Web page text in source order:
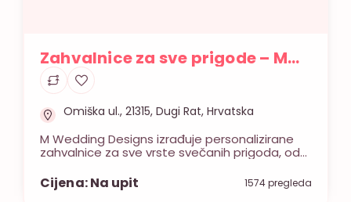
Zahvalnice za sve prigode – M
Wedding Designs
Omiška ul., 21315, Dugi Rat, Hrvatska
M Wedding Designs izrađuje personalizirane
zahvalnice za sve vrste svečanih prigoda, od
pronaći gipsane anđele, gips srca ukrašena
posebnom decoupage tehnikom,
Cijena: Na upit 1574 pregleda